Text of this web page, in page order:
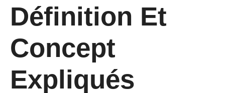
Définition Et
Concept
Expliqués